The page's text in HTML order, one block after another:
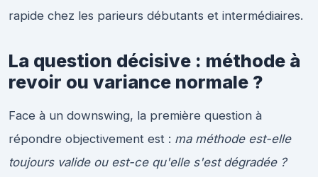
rapide chez les parieurs débutants et intermédiaires.
La question décisive : méthode à
revoir ou variance normale ?
Face à un downswing, la première question à
répondre objectivement est : ma méthode est-elle
toujours valide ou est-ce qu'elle s'est dégradée ?